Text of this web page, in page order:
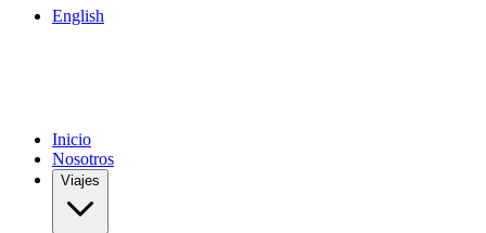
English
Inicio
Nosotros
Viajes